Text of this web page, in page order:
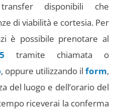
disponibili che
di viabilità e cortesia. Per
è possibile prenotare al
tramite chiamata o
, oppure utilizzando ilform,
del luogo e dell’orario del
riceverai la conferma